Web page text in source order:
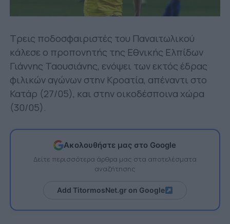
Τρεις ποδοσφαιριστές του Παναιτωλικού
κάλεσε ο προπονητής της Εθνικής Ελπίδων
Γιάννης Ταουσιάνης, ενόψει των εκτός έδρας
φιλικών αγώνων στην Κροατία, απέναντι στο
Κατάρ (27/05), και στην οικοδέσποινα χώρα
(30/05).
Ακολουθήστε μας στο Google
Δείτε περισσότερα άρθρα μας στα αποτελέσματα
αναζήτησης
Add TitormosNet.gr on Google